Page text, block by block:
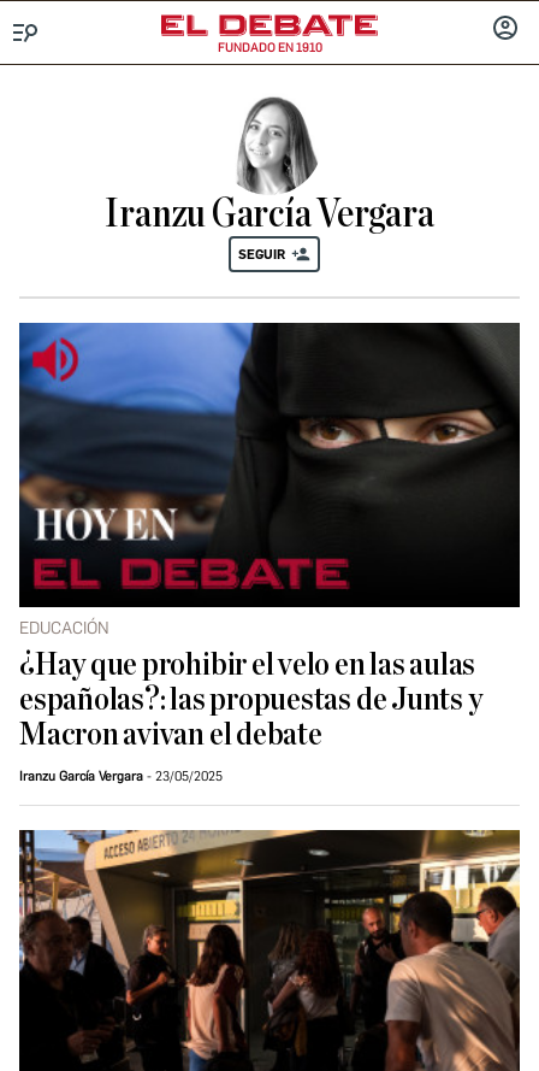
FUNDADO EN 1910
Iranzu García Vergara
SEGUIR
EDUCACIÓN
¿Hay que prohibir el velo en las aulas
españolas?: las propuestas de Junts y
Macron avivan el debate
Iranzu García Vergara 23/05/2025